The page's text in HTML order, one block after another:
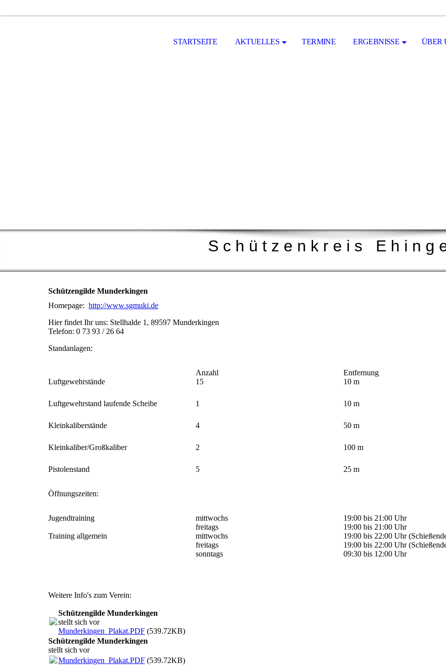
STARTSEITE AKTUELLES TERMINE ERGEBNISSE ÜBER
S c h ü t z e n k r e i s E h i n g
Schützengilde Munderkingen
Homepage: http://www.sgmuki.de
Hier findet Ihr uns: Stellhalde 1, 89597 Munderkingen
Telefon: 0 73 93 / 26 64
Standanlagen:
Luftgewehrstände
Anzahl
15
Entfernung
10 m
Luftgewehrstand laufende Scheibe 1 10 m
Kleinkaliberstände 4 50 m
Kleinkaliber/Großkaliber 2 100 m
Pistolenstand 5 25 m
Öffnungszeiten:
Jugendtraining
Training allgemein
mittwochs
freitags
mittwochs
freitags
sonntags
19:00 bis 21:00 Uhr
19:00 bis 21:00 Uhr
19:00 bis 22:00 Uhr
19:00 bis 22:00 Uhr
09:30 bis 12:00 Uhr
Weitere Info's zum Verein:
Schützengilde Munderkingen
stellt sich vor
Munderkingen_Plakat.PDF (539.72KB)
Schützengilde Munderkingen
stellt sich vor
Munderkingen_Plakat.PDF (539.72KB)